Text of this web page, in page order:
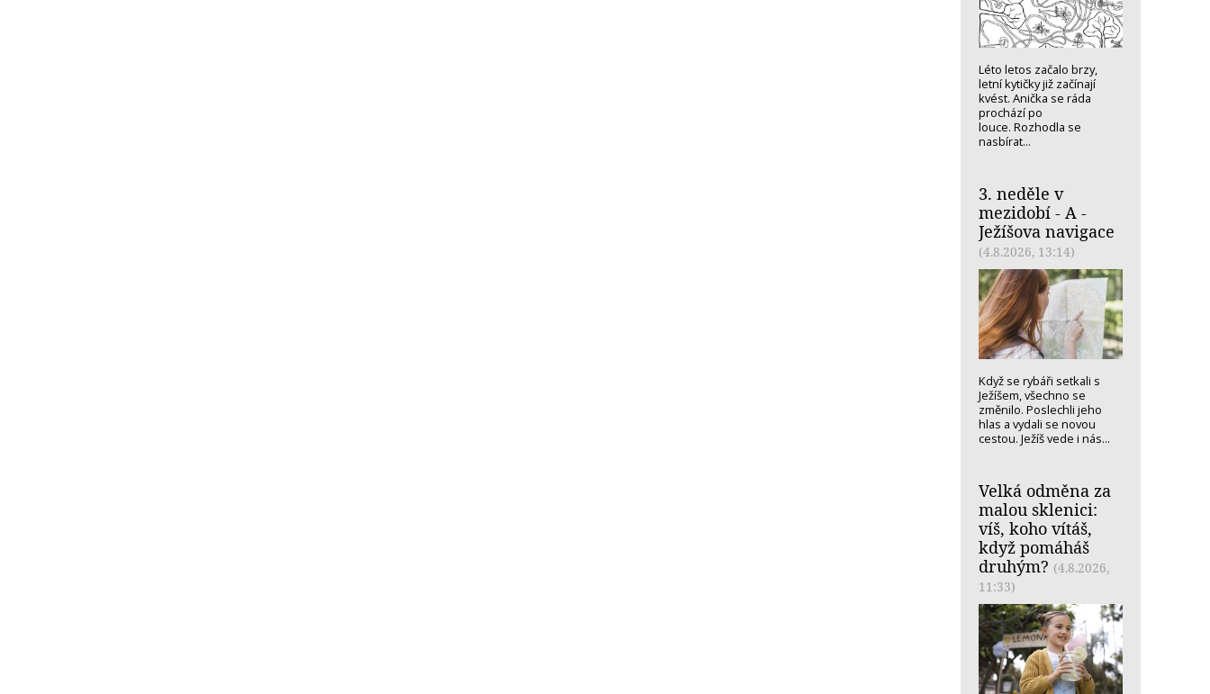
Léto letos začalo brzy,
letní kytičky již začínají
kvést. Anička se ráda
prochází po
louce. Rozhodla se
nasbírat...
3. neděle v
mezidobí - A -
Ježíšova navigace
(4.8.2026, 13:14)
Když se rybáři setkali s
Ježíšem, všechno se
změnilo. Poslechli jeho
hlas a vydali se novou
cestou. Ježíš vede i nás...
Velká odměna za
malou sklenici:
víš, koho vítáš,
když pomáháš
druhým? (4.8.2026,
11:33)